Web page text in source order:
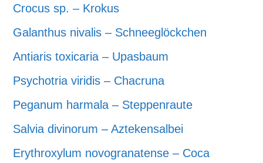
Crocus sp. – Krokus
Galanthus nivalis – Schneeglöckchen
Antiaris toxicaria – Upasbaum
Psychotria viridis – Chacruna
Peganum harmala – Steppenraute
Salvia divinorum – Aztekensalbei
Erythroxylum novogranatense – Coca